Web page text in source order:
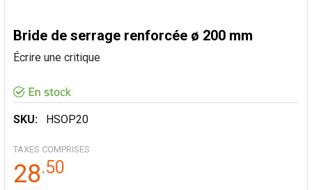
Bride de serrage renforcée ø 200 mm
Écrire une critique
SKU: HSOP20
TAXES COMPRISES
28.50